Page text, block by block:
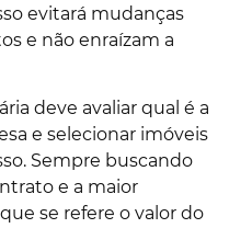
evitará mudanças
e não enraízam a
deve avaliar qual é a
e selecionar imóveis
Sempre buscando
e a maior
se refere o valor do